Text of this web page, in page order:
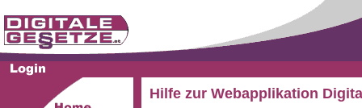
Hilfe zur Webapplikation